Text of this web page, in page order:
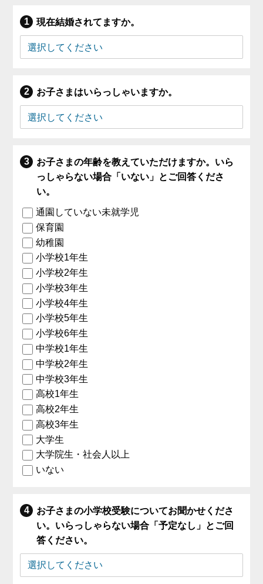
現在結婚されてますか。
お子さまはいらっしゃいますか。
お子さまの年齢を教えていただけますか。いら
っしゃらない場合「いない」とご回答くださ
い。
通園していない未就学児
保育園
幼稚園
小学校1年生
小学校2年生
小学校3年生
小学校4年生
小学校5年生
小学校6年生
中学校1年生
中学校2年生
中学校3年生
高校1年生
高校2年生
高校3年生
大学生
大学院生・社会人以上
いない
お子さまの小学校受験についてお聞かせくださ
い。いらっしゃらない場合「予定なし」とご回
答ください。